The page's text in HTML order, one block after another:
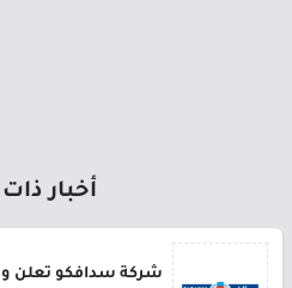
أخبار
شركة سدافكو تعلن